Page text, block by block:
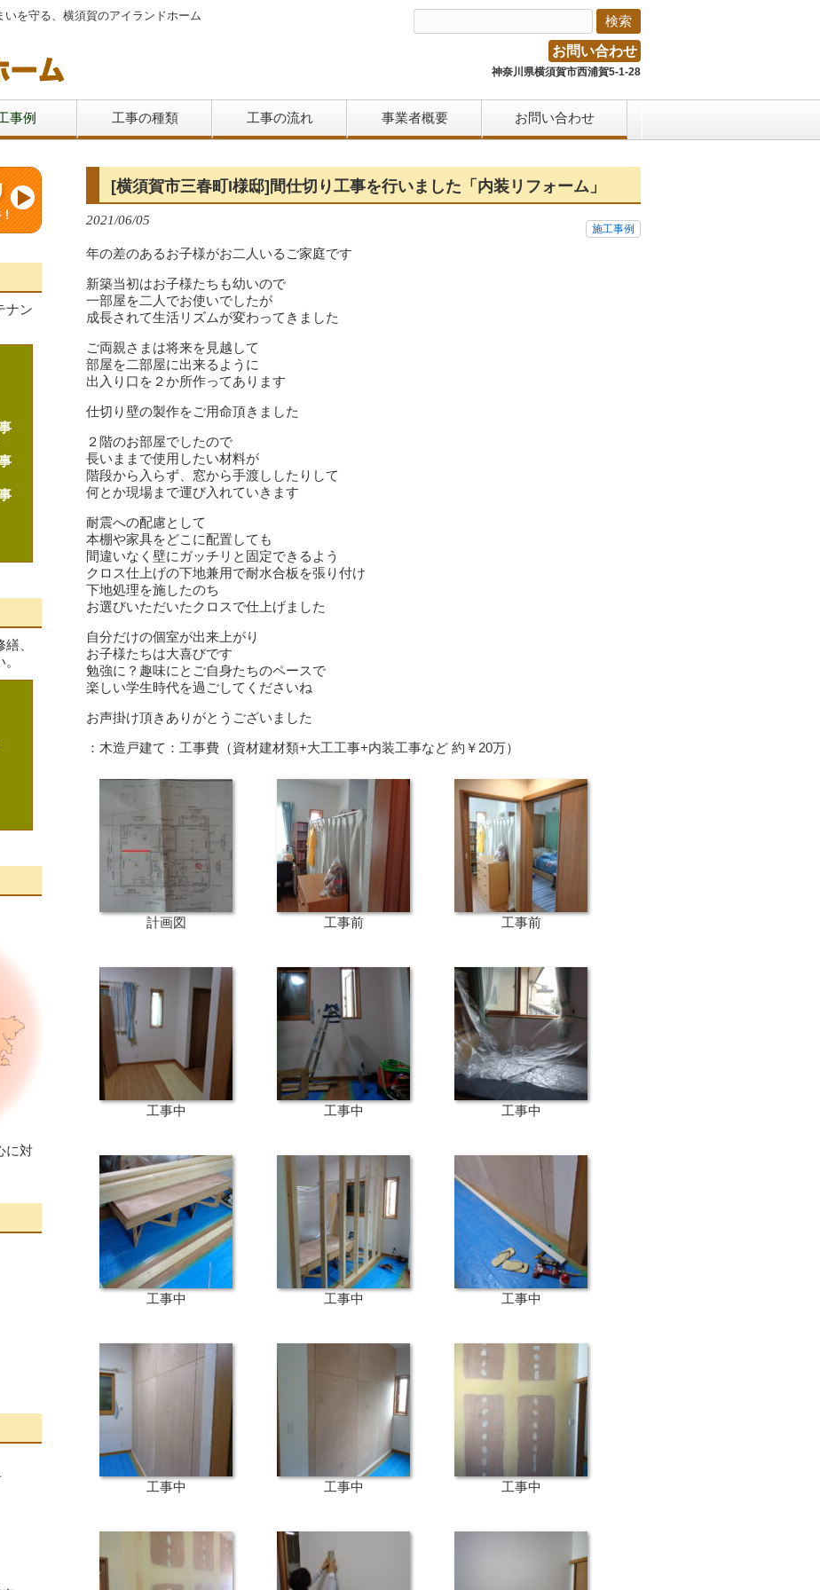
を守る、横須賀のアイランドホーム
お問い合わせ
神奈川県横須賀市西浦賀5-1-28
事例 工事の種類 工事の流れ 事業者概要 お問い合わせ
[横須賀市三春町I様邸]間仕切り工事を行いました「内装リフォーム」
2021/06/05
施工事例
年の差のあるお子様がお二人いるご家庭です
新築当初はお子様たちも幼いので
一部屋を二人でお使いでしたが
成長されて生活リズムが変わってきました
ご両親さまは将来を見越して
部屋を二部屋に出来るように
出入り口を２か所作ってあります
仕切り壁の製作をご用命頂きました
２階のお部屋でしたので
長いままで使用したい材料が
階段から入らず、窓から手渡ししたりして
何とか現場まで運び入れていきます
耐震への配慮として
本棚や家具をどこに配置しても
間違いなく壁にガッチリと固定できるよう
クロス仕上げの下地兼用で耐水合板を張り付け
下地処理を施したのち
お選びいただいたクロスで仕上げました
自分だけの個室が出来上がり
お子様たちは大喜びです
勉強に？趣味にとご自身たちのペースで
楽しい学生時代を過ごしてくださいね
お声掛け頂きありがとうございました
：木造戸建て：工事費（資材建材類+大工工事+内装工事など 約￥20万）
計画図 工事前 工事前
工事中 工事中 工事中
工事中 工事中 工事中
工事中 工事中 工事中
ナン
事
事
事
、
に対